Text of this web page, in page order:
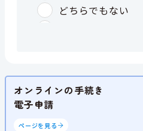
オンラインの手続き
電子申請
ページを見る